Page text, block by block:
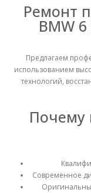
Ремонт
BMW
Предлагаем
использованием
технологий,
Почему
Современное
0 из 5
₴16,000
0из 5
₴16,000